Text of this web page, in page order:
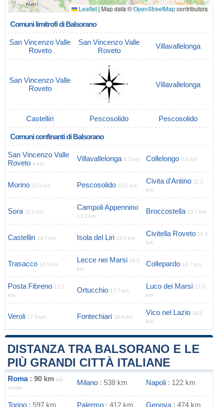
Leaflet | Map data ©OpenStreetMapcontributors
Comuni limitrofi di Balsorano
San Vincenzo Valle
Roveto
San Vincenzo Valle
Roveto
Villavallelonga
San Vincenzo Valle
Roveto
Villavallelonga
Castelliri Pescosolido Pescosolido
Comuni confinanti di Balsorano
San Vincenzo Valle
Roveto 4 km
Villavallelonga 8.3 km Collelongo 8.6 km
Morino 10.5 km Pescosolido 10.6 km
Civita d'Antino 11.3
km
Sora 11.5 km
Campoli Appennino
13.2 km
Broccostella 13.7 km
Castelliri 14.7 km Isola del Liri 14.8 km
Civitella Roveto 15.9
km
Trasacco 16.5 km
Lecce nei Marsi 16.6
km
Collepardo 16.7 km
Posta Fibreno 17.2
km
Ortucchio 17.7 km
Luco dei Marsi 17.9
km
Veroli 17.9 km Fontechiari 18.4 km
Vico nel Lazio 18.5
km
DISTANZA TRA BALSORANO E LE
PIÙ GRANDI CITTÀ ITALIANE
Roma: 90 km più
vicina
Milano : 538 km Napoli : 122 km
Torino : 597 km Palermo : 412 km Genova : 474 km